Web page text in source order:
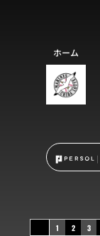
ホーム
1 2 3